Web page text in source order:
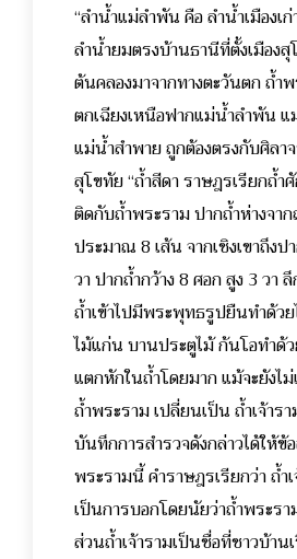
“ลำน้ำแม่ลำพัน คือ ลำน้ำเมืองเ
ลำน้ำยมตรงบ้านธานีที่ตั้งเมือง
ต้นคลองมาจากทางตะวันตก ถ้ำ
ตกเฉียงเหนือฟากแม่น้ำลำพัน
แม่น้ำสำพาย ถูกต้องตรงกับศิลา
สุโขทัย “ถ้ำสีดา ราษฎรเรียกถ้ำ
ติดกับถ้ำพระราม ปากถ้ำห่างจา
ประมาณ 8 เส้น จากเชิงเขาถึง
วา ปากถ้ำกว้าง 8 ศอก สูง 3 วา
ถ้ำเข้าไปมีพระพุทธรูปยืนทำด้วย
ไม้แก่น บานประตูไม้ ก้นโอทำด้
แตกหักในถ้ำโดยมาก แม้จะยังไ
ถ้ำพระราม เปลี่ยนเป็น ถ้ำเจ้าร
บันทึกการสำรวจดังกล่าวได้ให้ข้อ
พระรามนี้ คำราษฎรเรียกว่า ถ้ำเ
เป็นการบอกโดยนัยว่าถ้ำพระร
ส่วนถ้ำเจ้ารามเป็นชื่อที่ชาวบ้าน